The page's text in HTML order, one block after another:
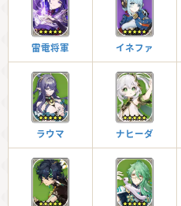
雷電将軍 イネファ
ラウマ ナヒーダ